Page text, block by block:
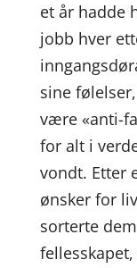
et år hadde
jobb hver
sine
være «anti-
for alt i
vondt. Etter
ønsker for
sorterte